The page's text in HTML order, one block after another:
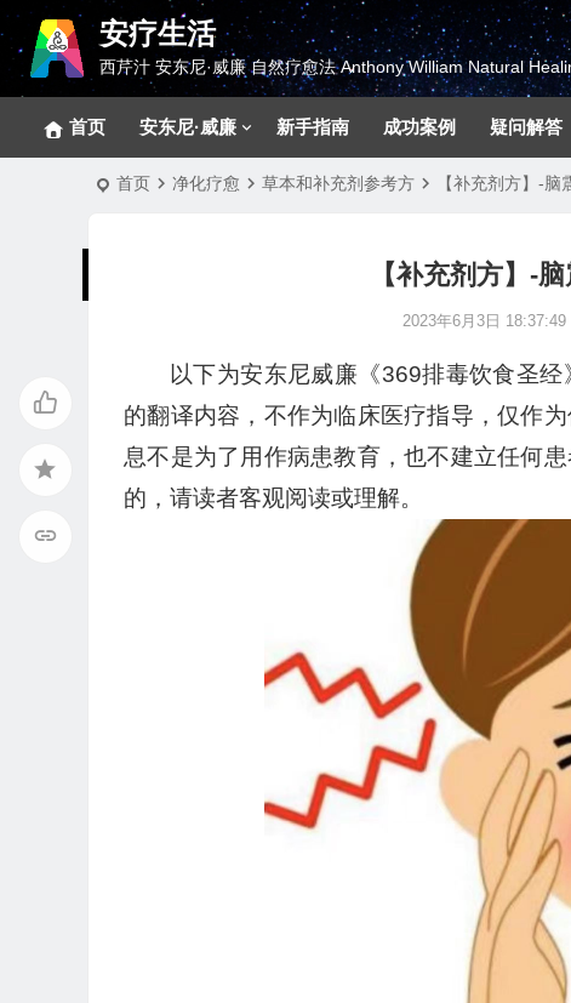
安疗生活
西芹汁 安东尼·威廉 自然疗愈法 Anthony William Natural
首页 安东尼·威廉 新手指南 成功案例 疑问解答
首页 净化疗愈 草本和补充剂参考方 【补充剂方】-
【补充剂方】-
2023年6月3日 18:37:49
以下为安东尼威廉《369排毒饮食圣
的翻译内容，不作为临床医疗指导，仅作
息不是为了用作病患教育，也不建立任何
的，请读者客观阅读或理解。